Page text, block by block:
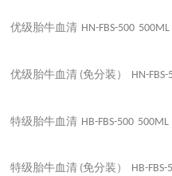
优级胎牛血清 HN-FBS-500 500ML
优级胎牛血清 (免分装） HN-FBS-
特级胎牛血清 HB-FBS-500 500ML
特级胎牛血清 (免分装） HB-FBS-